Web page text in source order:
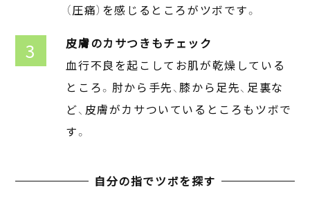
（圧痛）を感じるところがツボです。
皮膚のカサつきもチェック
血行不良を起こしてお肌が乾燥している
ところ。肘から手先、膝から足先、足裏な
ど、皮膚がカサついているところもツボで
す。
自分の指でツボを探す